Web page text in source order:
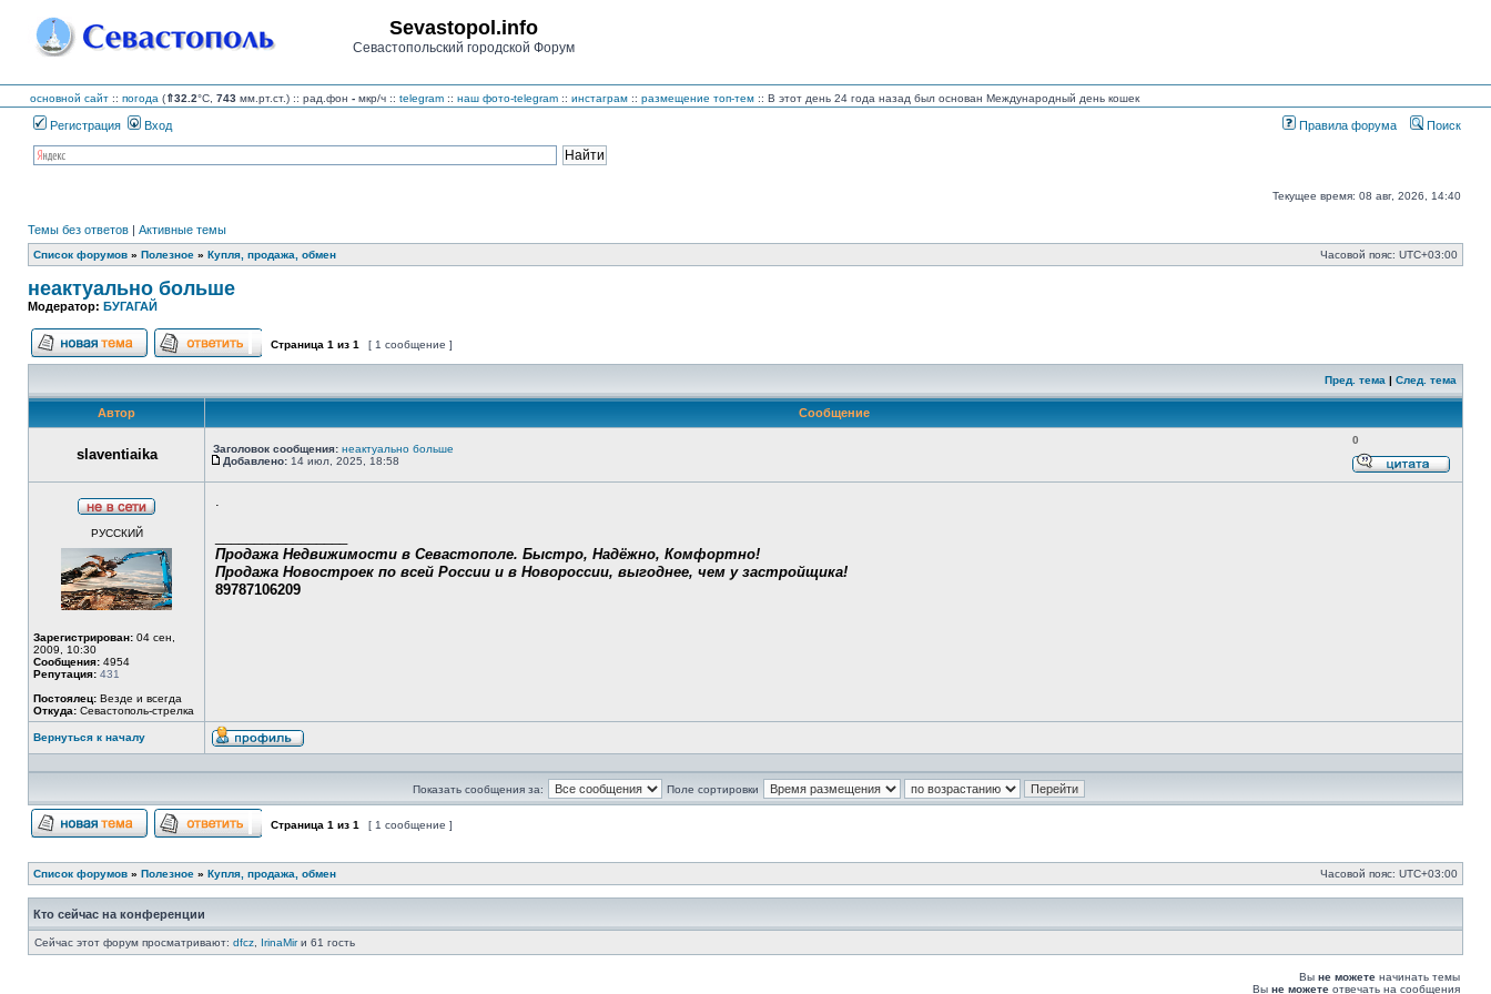
Sevastopol.info
Севастопольский городской Форум
основной сайт :: погода (⇑32.2°C, 743 мм.рт.ст.) :: рад.фон - мкр/ч :: telegram :: наш фото-telegram :: инстаграм :: размещение топ-тем :: В этот день 24 года назад был основан Международный день кошек
Регистрация Вход Правила форума Поиск
Текущее время: 08 авг, 2026, 14:40
Темы без ответов | Активные темы
Список форумов » Полезное » Купля, продажа, обмен Часовой пояс: UTC+03:00
неактуально больше
Модератор: БУГАГАЙ
Начать новую тему Ответить на тему
Страница 1 из 1 [ 1 сообщение ]
Пред. тема | След. тема
Автор Сообщение
slaventiaika Заголовок сообщения: неактуально больше
Сообщение
Добавлено: 14 июл, 2025, 18:58
0
сети
РУССКИЙ
Зарегистрирован: 04 сен,
2009, 10:30
Сообщения: 4954
Репутация: 431
Постоялец: Везде и всегда
Откуда: Севастополь-стрелка
.
Продажа Недвижимости в Севастополе. Быстро, Надёжно, Комфортно!
Продажа Новостроек по всей России и в Новороссии, выгоднее, чем у застройщика!
89787106209
Вернуться к началу
Профиль
Показать сообщения за: Поле сортировки
Страница 1 из 1 [ 1 сообщение ]
Список форумов » Полезное » Купля, продажа, обмен Часовой пояс: UTC+03:00
Кто сейчас на конференции
Сейчас этот форум просматривают: dfcz IrinaMirи 61 гость
Вы не можете начинать темы
Вы не можете отвечать на сообщения